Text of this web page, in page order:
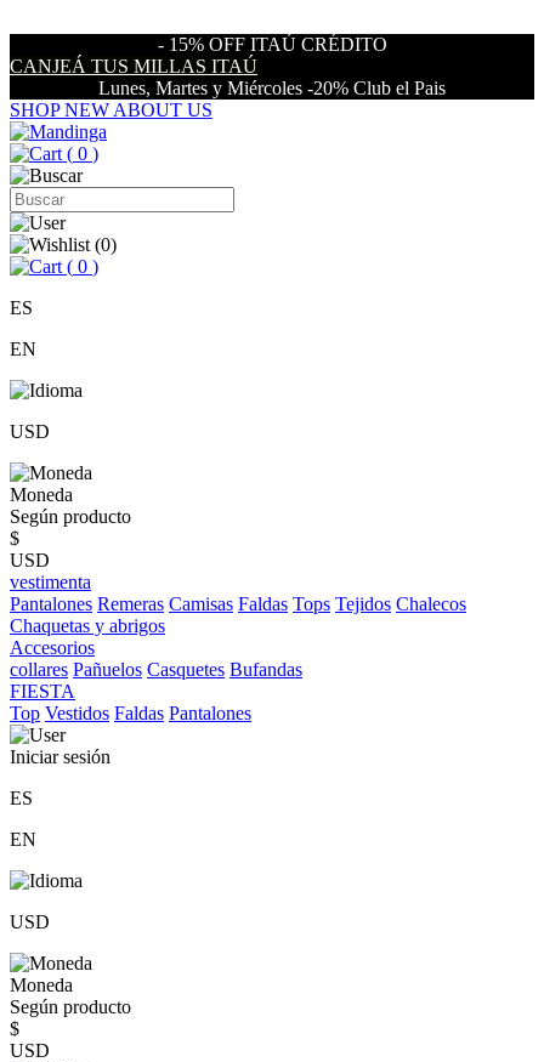
- 15% OFF ITAÚ CRÉDITO
CANJEÁ TUS MILLAS ITAÚ
Lunes, Martes y Miércoles -20% Club el Pais
SHOP NEW ABOUT US
( 0 )
(0)
( 0 )
ES
EN
USD
Moneda
Según producto
$
USD
vestimenta
Pantalones Remeras Camisas Faldas Tops Tejidos Chalecos
Chaquetas y abrigos
Accesorios
collares Pañuelos Casquetes Bufandas
FIESTA
Top Vestidos Faldas Pantalones
Iniciar sesión
ES
EN
USD
Moneda
Según producto
$
USD